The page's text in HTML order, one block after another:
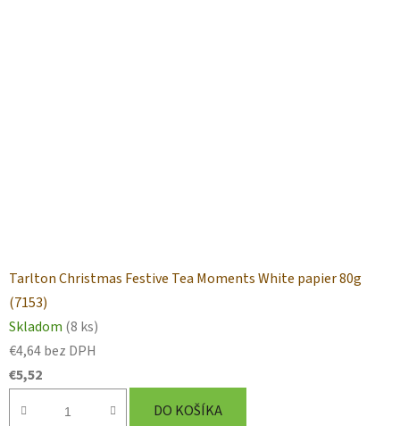
Tarlton Christmas Festive Tea Moments White papier 80g
(7153)
Skladom (8 ks)
€4,64 bez DPH
€5,52
DO KOŠÍKA